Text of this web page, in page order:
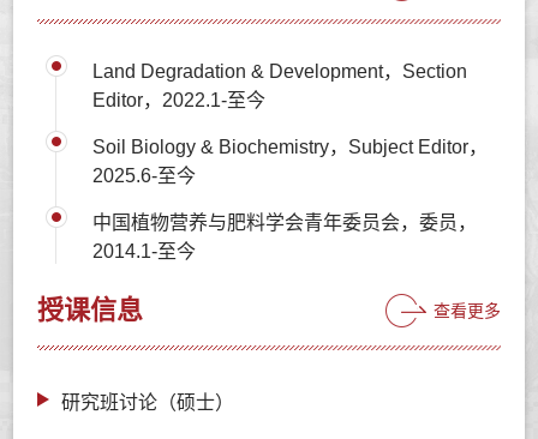
Land Degradation & Development，Section
Editor，2022.1-至今
Soil Biology & Biochemistry，Subject Editor，
2025.6-至今
中国植物营养与肥料学会青年委员会，委员，
2014.1-至今
授课信息 查看更多
研究班讨论（硕士）